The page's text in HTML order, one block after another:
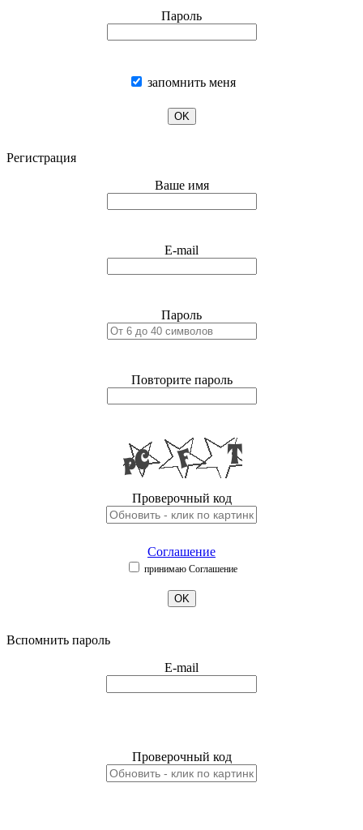
Пароль
запомнить меня
OK
Регистрация
Ваше имя
E-mail
Пароль
Повторите пароль
Проверочный код
Соглашение
принимаю Соглашение
OK
Вспомнить пароль
E-mail
Проверочный код